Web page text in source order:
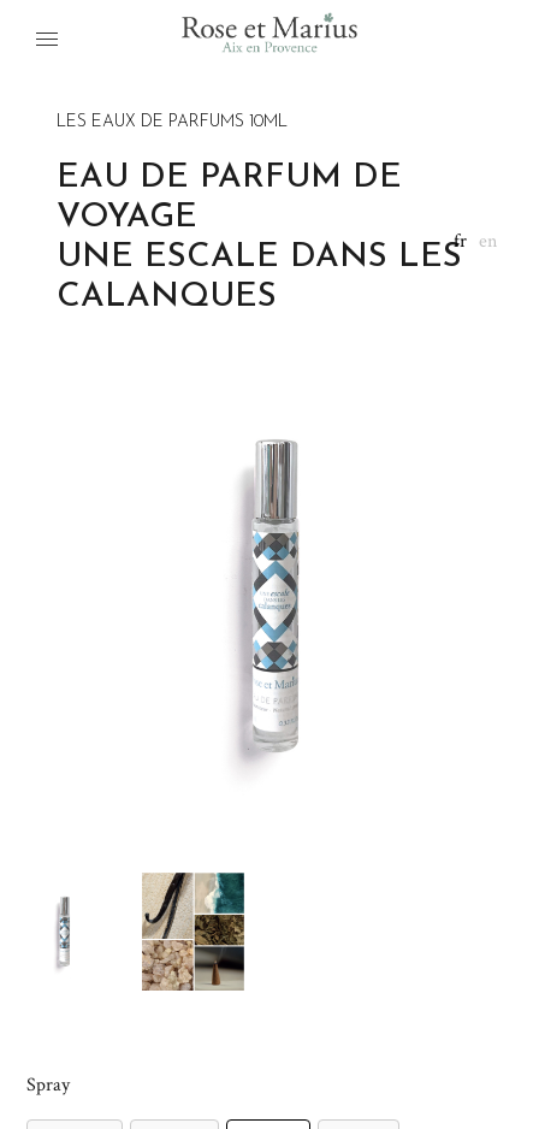
fr en
LES EAUX DE PARFUMS 10ML
EAU DE PARFUM DE
VOYAGE
UNE ESCALE DANS LES
CALANQUES
Spray